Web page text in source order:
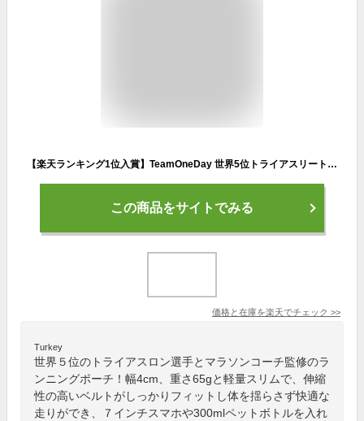
【楽天ランキング1位入賞】TeamOneDay 世界5位トライアスリート監修Running Mate PRO マラソンポーチ ゼッケンベルト 揺れない 高耐久 プレゼント ブラック(Black, ワンサイズ)
この商品をサイトでみる
価格と在庫を楽天でチェック >>
Turkey
世界５位のトライアスロン選手とマラソンコーチ監修のラ
ンニングポーチ！幅4cm、重さ65gと軽量スリムで、伸縮
性の高いベルトがしっかりフィットし体を揺らさず快適な
走りができ、７インチスマホや300mlペットボトルを入れ